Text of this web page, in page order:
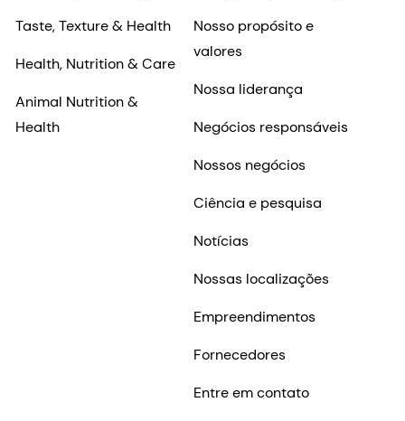
Taste, Texture & Health
Health, Nutrition & Care
Animal Nutrition &
Health
Nosso propósito e
valores
Nossa liderança
Negócios responsáveis
Nossos negócios
Ciência e pesquisa
Notícias
Nossas localizações
Empreendimentos
Fornecedores
Entre em contato